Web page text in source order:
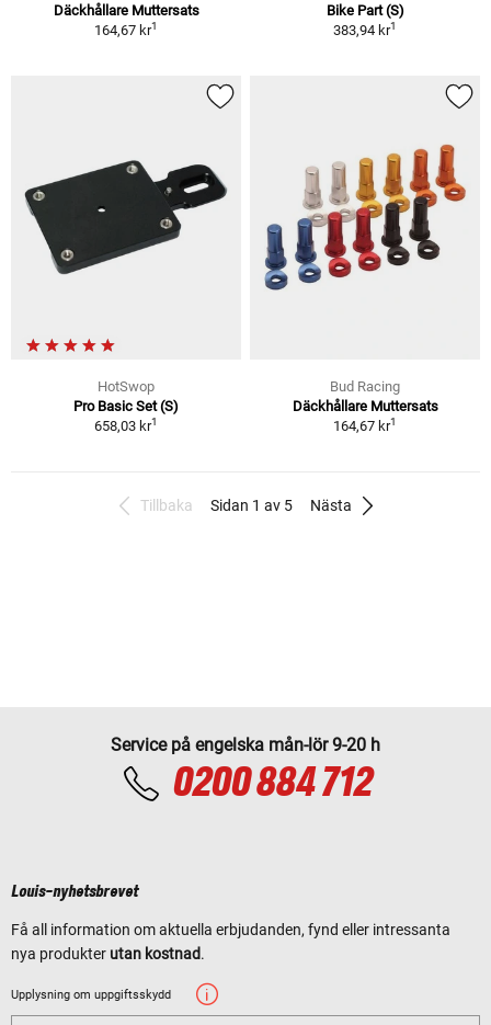
Däckhållare Muttersats
164,67 kr1
Bike Part (S)
383,94 kr1
HotSwop
Pro Basic Set (S)
658,03 kr1
Bud Racing
Däckhållare Muttersats
164,67 kr1
Tillbaka Sidan 1 av 5 Nästa
Service på engelska mån-lör 9-20 h
0200 884 712
Louis-nyhetsbrevet
Få all information om aktuella erbjudanden, fynd eller intressanta
nya produkter utan kostnad.
Upplysning om uppgiftsskydd